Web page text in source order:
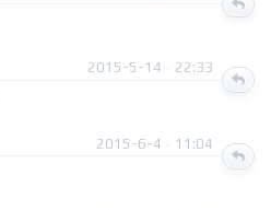
2015-5-14 · 22:33
2015-6-4 · 11:04